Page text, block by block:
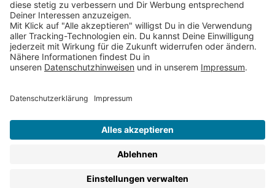
* Versandkostenfrei ab 9,00 € Bestellwert innerhalb
Deutschlands
** Lieferzeit 1-3 Werktage innerhalb Deutschlands
Thienemann-Esslinger Verlag GmbH, Blumenstraße 36, D-70182